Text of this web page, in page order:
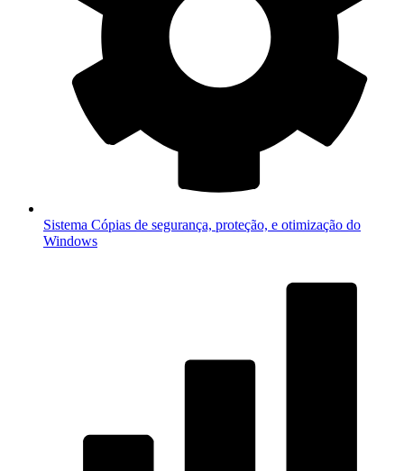
Sistema Cópias de segurança, proteção, e otimização do
Windows